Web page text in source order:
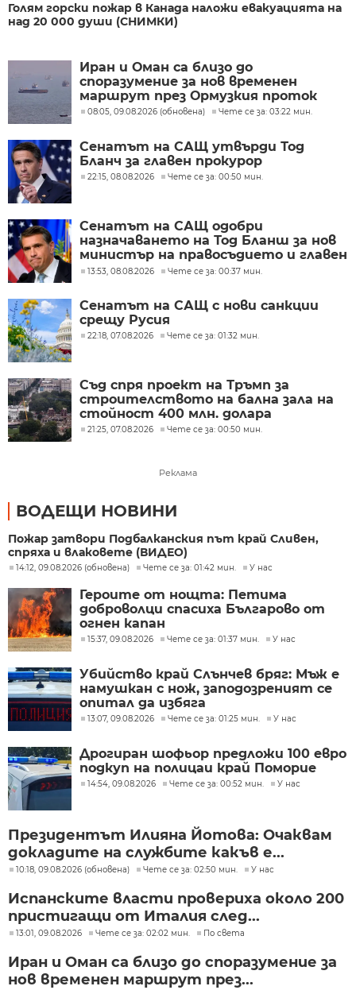
Голям горски пожар в Канада наложи евакуацията на
над 20 000 души (СНИМКИ)
Иран и Оман са близо до
споразумение за нов временен
маршрут през Ормузкия проток
08:05, 09.08.2026 (обновена) Чете се за: 03:22 мин.
Сенатът на САЩ утвърди Тод
Бланч за главен прокурор
22:15, 08.08.2026 Чете се за: 00:50 мин.
Сенатът на САЩ одобри
назначаването на Тод Бланш за нов
министър на правосъдието и главен
прокурор
13:53, 08.08.2026 Чете се за: 00:37 мин.
Сенатът на САЩ с нови санкции
срещу Русия
22:18, 07.08.2026 Чете се за: 01:32 мин.
Съд спря проект на Тръмп за
строителството на бална зала на
стойност 400 млн. долара
21:25, 07.08.2026 Чете се за: 00:50 мин.
Реклама
ВОДЕЩИ НОВИНИ
Пожар затвори Подбалканския път край Сливен,
спряха и влаковете (ВИДЕО)
14:12, 09.08.2026 (обновена) Чете се за: 01:42 мин. У нас
Героите от нощта: Петима
доброволци спасиха Българово от
огнен капан
15:37, 09.08.2026 Чете се за: 01:37 мин. У нас
Убийство край Слънчев бряг: Мъж е
намушкан с нож, заподозреният се
опитал да избяга
13:07, 09.08.2026 Чете се за: 01:25 мин. У нас
Дрогиран шофьор предложи 100 евро
подкуп на полицаи край Поморие
14:54, 09.08.2026 Чете се за: 00:52 мин. У нас
Президентът Илияна Йотова: Очаквам
докладите на службите какъв е...
10:18, 09.08.2026 (обновена) Чете се за: 02:50 мин. У нас
Испанските власти провериха около 200
пристигащи от Италия след...
13:01, 09.08.2026 Чете се за: 02:02 мин. По света
Иран и Оман са близо до споразумение за
нов временен маршрут през...